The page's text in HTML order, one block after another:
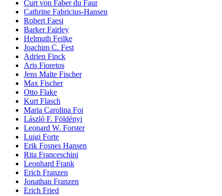
Curt von Faber du Faur
Cathrine Fabricius-Hansen
Robert Faesi
Barker Fairley
Helmuth Feilke
Joachim C. Fest
Adrien Finck
Aris Fioretos
Jens Malte Fischer
Max Fischer
Otto Flake
Kurt Flasch
Maria Carolina Foi
László F. Földényi
Leonard W. Forster
Luigi Forte
Erik Fosnes Hansen
Rita Franceschini
Leonhard Frank
Erich Franzen
Jonathan Franzen
Erich Fried